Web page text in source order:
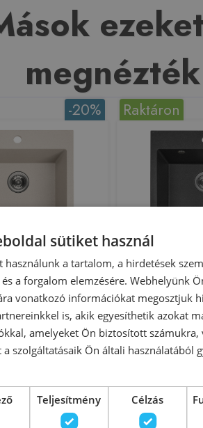
megnézték
-20%
Paulo
gránit
49x49x21
SRN_410P
214276
SRN_410P
Raktáron
cm,
sütiket használ
használunk a tartalom, a hirdetések
és a forgalom elemzésére. Webhelyünk
vonatkozó információkat megosztjuk
is, akik egyesíthetik azokat
amelyeket Ön biztosított számukra,
a szolgáltatásaik Ön általi használatából
Teljesítmény Célzás